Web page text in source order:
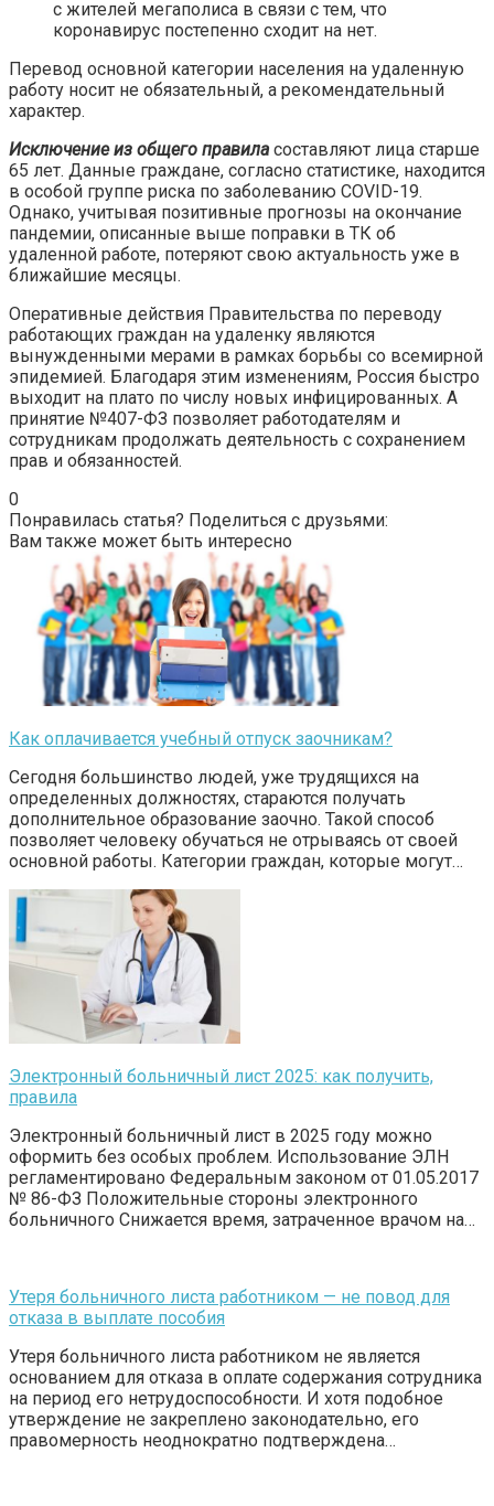
с жителей мегаполиса в связи с тем, что
коронавирус постепенно сходит на нет.
Перевод основной категории населения на удаленную
работу носит не обязательный, а рекомендательный
характер.
Исключение из общего правила составляют лица старше
65 лет. Данные граждане, согласно статистике, находится
в особой группе риска по заболеванию COVID-19.
Однако, учитывая позитивные прогнозы на окончание
пандемии, описанные выше поправки в ТК об
удаленной работе, потеряют свою актуальность уже в
ближайшие месяцы.
Оперативные действия Правительства по переводу
работающих граждан на удаленку являются
вынужденными мерами в рамках борьбы со всемирной
эпидемией. Благодаря этим изменениям, Россия быстро
выходит на плато по числу новых инфицированных. А
принятие №407-ФЗ позволяет работодателям и
сотрудникам продолжать деятельность с сохранением
прав и обязанностей.
0
Понравилась статья? Поделиться с друзьями:
Вам также может быть интересно
Как оплачивается учебный отпуск заочникам?
Сегодня большинство людей, уже трудящихся на
определенных должностях, стараются получать
дополнительное образование заочно. Такой способ
позволяет человеку обучаться не отрываясь от своей
основной работы. Категории граждан, которые могут…
Электронный больничный лист 2025: как получить,
правила
Электронный больничный лист в 2025 году можно
оформить без особых проблем. Использование ЭЛН
регламентировано Федеральным законом от 01.05.2017
№ 86-ФЗ Положительные стороны электронного
больничного Снижается время, затраченное врачом на…
Утеря больничного листа работником — не повод для
отказа в выплате пособия
Утеря больничного листа работником не является
основанием для отказа в оплате содержания сотрудника
на период его нетрудоспособности. И хотя подобное
утверждение не закреплено законодательно, его
правомерность неоднократно подтверждена…